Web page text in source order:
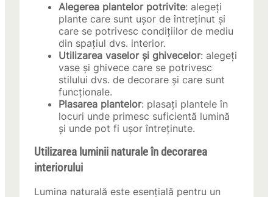
Alegerea plantelor potrivite: alegeți
plante care sunt ușor de întreținut și
care se potrivesc condițiilor de mediu
din spațiul dvs. interior.
Utilizarea vaselor și ghivecelor: alegeți
vase și ghivece care se potrivesc
stilului dvs. de decorare și care sunt
funcționale.
Plasarea plantelor: plasați plantele în
locuri unde primesc suficientă lumină
și unde pot fi ușor întreținute.
Utilizarea luminii naturale în decorarea
interiorului
Lumina naturală este esențială pentru un